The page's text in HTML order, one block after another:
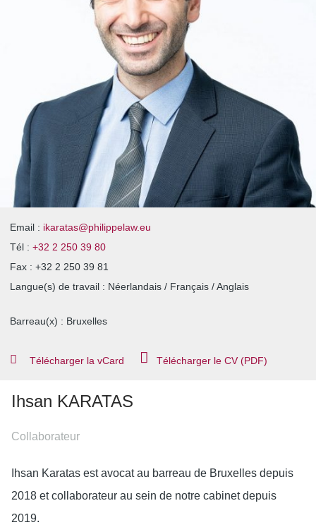
Email : ikaratas@philippelaw.eu
Tél : +32 2 250 39 80
Fax : +32 2 250 39 81
Langue(s) de travail : Néerlandais / Français / Anglais
Barreau(x) : Bruxelles
Télécharger la vCard Télécharger le CV (PDF)
Ihsan KARATAS
Collaborateur
Ihsan Karatas est avocat au barreau de Bruxelles depuis
2018 et collaborateur au sein de notre cabinet depuis
2019.